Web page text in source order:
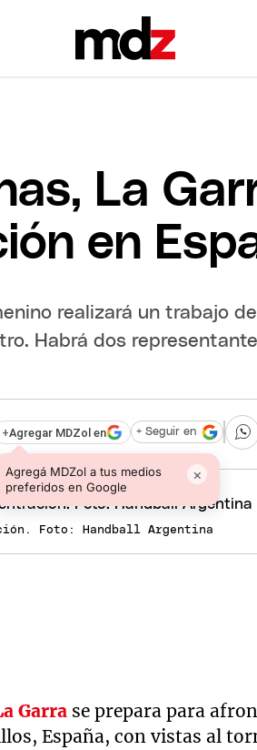
La
en
realizará un trabajo de
Habrá dos
+Agregar MDZol en
Agregá MDZol a tus medios
preferidos en Google
×
+ Seguir en
Foto: Handball Argentina
Garra se prepara para
España, con vistas al